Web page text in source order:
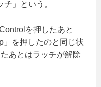
」という。
を押したあと
」を押したのと同じ状
あとはラッチが解除